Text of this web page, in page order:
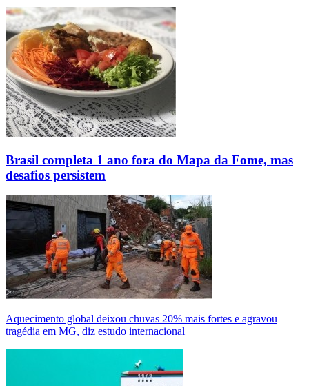
Brasil completa 1 ano fora do Mapa da Fome, mas
desafios persistem
Aquecimento global deixou chuvas 20% mais fortes e agravou
tragédia em MG, diz estudo internacional